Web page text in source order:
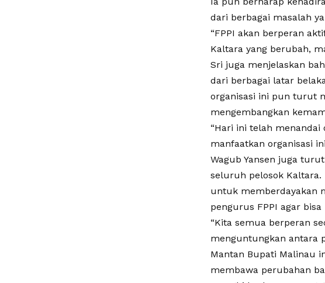
dari berbagai masalah
“FPPI akan berperan
Kaltara yang berubah,
Sri juga menjelaskan
dari berbagai latar
organisasi ini pun turut
mengembangkan
“Hari ini telah
manfaatkan organisasi
Wagub Yansen juga
seluruh pelosok
untuk memberdayakan
pengurus FPPI agar bisa
“Kita semua berperan
menguntungkan antara
Mantan Bupati Malinau
membawa perubahan